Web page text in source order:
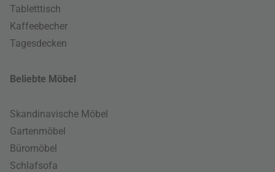
Tabletttisch
Kaffeebecher
Tagesdecken
Beliebte Möbel
Skandinavische Möbel
Gartenmöbel
Büromöbel
Schlafsofa